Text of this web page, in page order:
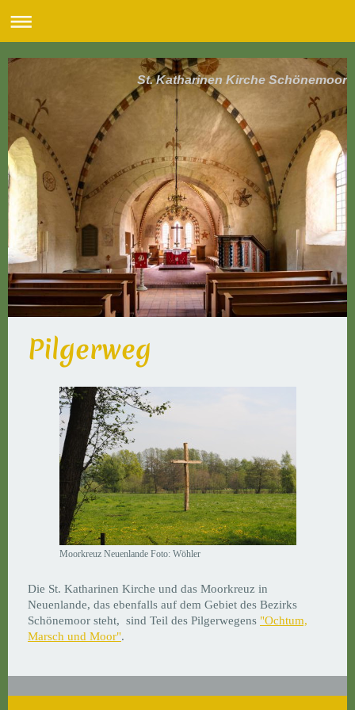
St. Katharinen Kirche Schönemoor
Pilgerweg
Moorkreuz Neuenlande Foto: Wöhler
Die St. Katharinen Kirche und das Moorkreuz in
Neuenlande, das ebenfalls auf dem Gebiet des Bezirks
Schönemoor steht, sind Teil des Pilgerwegens "Ochtum,
Marsch und Moor".